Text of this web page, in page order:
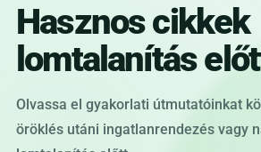
Hasznos cikkek
lomtalanítás
Olvassa el gyakorlati útmutatóinkat
öröklés utáni ingatlanrendezés vagy